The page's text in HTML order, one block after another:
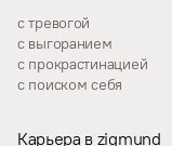
с тревогой
с выгоранием
с прокрастинацией
с поиском себя
Карьера в zigmund